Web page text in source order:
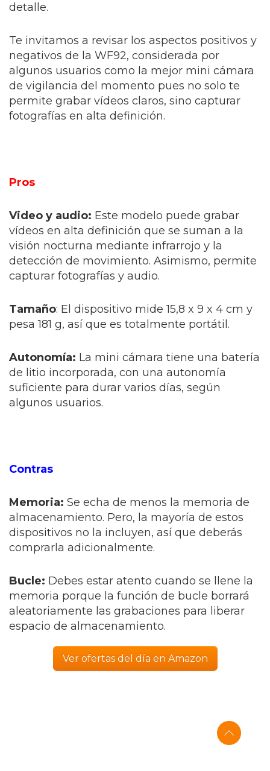
detalle.
Te invitamos a revisar los aspectos positivos y
negativos de la WF92, considerada por
algunos usuarios como la mejor mini cámara
de vigilancia del momento pues no solo te
permite grabar vídeos claros, sino capturar
fotografías en alta definición.
Pros
Video y audio: Este modelo puede grabar
vídeos en alta definición que se suman a la
visión nocturna mediante infrarrojo y la
detección de movimiento. Asimismo, permite
capturar fotografías y audio.
Tamaño: El dispositivo mide 15,8 x 9 x 4 cm y
pesa 181 g, así que es totalmente portátil.
Autonomía: La mini cámara tiene una batería
de litio incorporada, con una autonomía
suficiente para durar varios días, según
algunos usuarios.
Contras
Memoria: Se echa de menos la memoria de
almacenamiento. Pero, la mayoría de estos
dispositivos no la incluyen, así que deberás
comprarla adicionalmente.
Bucle: Debes estar atento cuando se llene la
memoria porque la función de bucle borrará
aleatoriamente las grabaciones para liberar
espacio de almacenamiento.
Ver ofertas del día en Amazon